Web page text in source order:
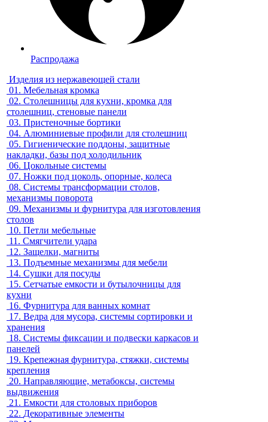
Распродажа
Изделия из нержавеющей стали
01. Мебельная кромка
02. Столешницы для кухни, кромка для
столешниц, стеновые панели
03. Пристеночные бортики
04. Алюминиевые профили для столешниц
05. Гигиенические поддоны, защитные
накладки, базы под холодильник
06. Цокольные системы
07. Ножки под цоколь, опорные, колеса
08. Системы трансформации столов,
механизмы поворота
09. Механизмы и фурнитура для изготовления
столов
10. Петли мебельные
11. Смягчители удара
12. Защелки, магниты
13. Подъемные механизмы для мебели
14. Сушки для посуды
15. Сетчатые емкости и бутылочницы для
кухни
16. Фурнитура для ванных комнат
17. Ведра для мусора, системы сортировки и
хранения
18. Системы фиксации и подвески каркасов и
панелей
19. Крепежная фурнитура, стяжки, системы
крепления
20. Направляющие, метабоксы, системы
выдвижения
21. Емкости для столовых приборов
22. Декоративные элементы